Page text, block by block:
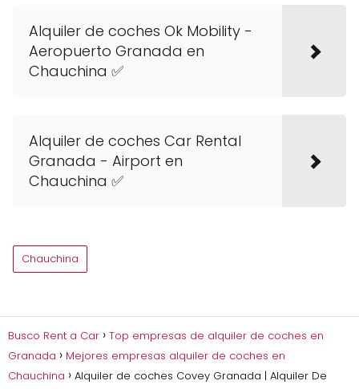
Alquiler de coches Ok Mobility -
Aeropuerto Granada en
Chauchina ✅
Alquiler de coches Car Rental
Granada - Airport en
Chauchina ✅
Chauchina
Busco Rent a Car
Top empresas de alquiler de coches en
Granada
Mejores empresas alquiler de coches en
Chauchina
Alquiler de coches Covey Granada | Alquiler De